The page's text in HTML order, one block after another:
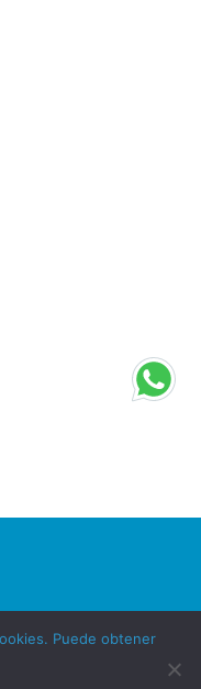
Puede obtener